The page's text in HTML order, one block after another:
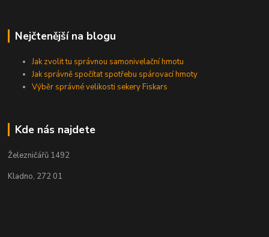
Nejčtenější na blogu
Jak zvolit tu správnou samonivelační hmotu
Jak správně spočítat spotřebu spárovací hmoty
Výběr správné velikosti sekery Fiskars
Kde nás najdete
Železničářů 1492
Kladno, 272 01